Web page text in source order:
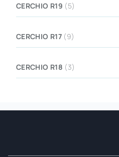
CERCHIO R19 (5)
CERCHIO R17 (9)
CERCHIO R18 (3)